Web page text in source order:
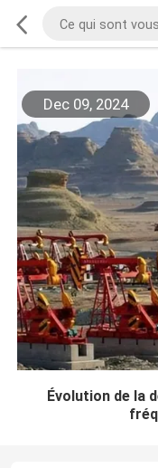
Dec 09, 2024
Évolution de la